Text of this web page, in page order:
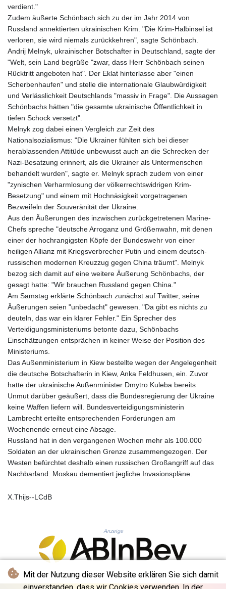
Mit der Nutzung dieser Website erklären Sie sich damit
LKR 386.635196
LRD 208.057415
LSL 18.726567
LTL 3.413768
LVL 0.699335
LYD 7.331909
MAD 10.743067
MDL 20.044751
MGA 4918.938878
MMK 2427.363841
MNT 4157.293457
MOP 9.314584
MRU 46.338424
MUR 54.419742
MVR 17.862733
MWK 1998.775164
MXN 19.812061
MYR 4.728715
MZN 73.882892
NAD 18.726567
NGN 1577.963717
NIO 42.419473
NOK 10.99759
NPR 175.501819
NZD 1.966719
OMR 0.442445
PAB 1.152686
PEN 3.903651
PGK 5.093937
PKR 320.014324
PLN 4.299905
PYG 6853.914834
QAR 4.213648
RON 5.244583
RSD 117.338542
RWF 1694.978938
SBD 9.325039
SCR 16.705092
SRD 43.778814
STD 23929.673396
STN 24.499696
SVC 10.085875
SZL 18.722767
verdient."
Zudem äußerte Schönbach sich zu der im Jahr 2014 von
Russland annektierten ukrainischen Krim. "Die Krim-Halbinsel ist
verloren, sie wird niemals zurückkehren", sagte Schönbach.
Andrij Melnyk, ukrainischer Botschafter in Deutschland, sagte der
"Welt, sein Land begrüße "zwar, dass Herr Schönbach seinen
Rücktritt angeboten hat". Der Eklat hinterlasse aber "einen
Scherbenhaufen" und stelle die internationale Glaubwürdigkeit
und Verlässlichkeit Deutschlands "massiv in Frage". Die Aussagen
Schönbachs hätten "die gesamte ukrainische Öffentlichkeit in
tiefen Schock versetzt".
Melnyk zog dabei einen Vergleich zur Zeit des
Nationalsozialismus: "Die Ukrainer fühlten sich bei dieser
herablassenden Attitüde unbewusst auch an die Schrecken der
Nazi-Besatzung erinnert, als die Ukrainer als Untermenschen
behandelt wurden", sagte er. Melnyk sprach zudem von einer
"zynischen Verharmlosung der völkerrechtswidrigen Krim-
Besetzung" und einem mit Hochnäsigkeit vorgetragenen
Bezweifeln der Souveränität der Ukraine.
Aus den Äußerungen des inzwischen zurückgetretenen Marine-
Chefs spreche "deutsche Arroganz und Größenwahn, mit denen
einer der hochrangigsten Köpfe der Bundeswehr von einer
heiligen Allianz mit Kriegsverbrecher Putin und einem deutsch-
russischen modernen Kreuzzug gegen China träumt". Melnyk
bezog sich damit auf eine weitere Äußerung Schönbachs, der
gesagt hatte: "Wir brauchen Russland gegen China."
Am Samstag erklärte Schönbach zunächst auf Twitter, seine
Äußerungen seien "unbedacht" gewesen. "Da gibt es nichts zu
deuteln, das war ein klarer Fehler." Ein Sprecher des
Verteidigungsministeriums betonte dazu, Schönbachs
Einschätzungen entsprächen in keiner Weise der Position des
Ministeriums.
Das Außenministerium in Kiew bestellte wegen der Angelegenheit
die deutsche Botschafterin in Kiew, Anka Feldhusen, ein. Zuvor
hatte der ukrainische Außenminister Dmytro Kuleba bereits
Unmut darüber geäußert, dass die Bundesregierung der Ukraine
keine Waffen liefern will. Bundesverteidigungsministerin
Lambrecht erteilte entsprechenden Forderungen am
Wochenende erneut eine Absage.
Russland hat in den vergangenen Wochen mehr als 100.000
Soldaten an der ukrainischen Grenze zusammengezogen. Der
Westen befürchtet deshalb einen russischen Großangriff auf das
Nachbarland. Moskau dementiert jegliche Invasionspläne.
X.Thijs--LCdB
Anzeige